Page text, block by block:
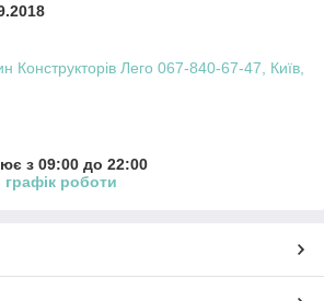
Конструкторів Лего 067-840-67-47, Київ,
з 09:00 до 22:00
роботи